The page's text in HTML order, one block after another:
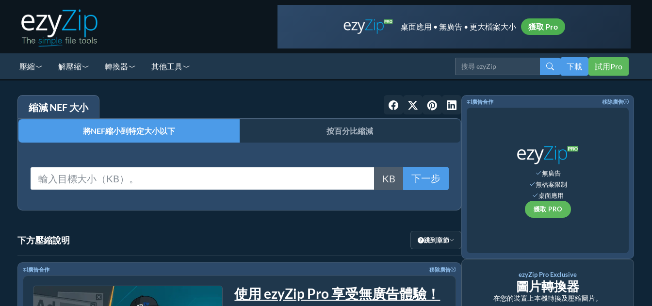
桌面應用 • 無廣告 • 更大檔案大小 獲取 Pro
壓縮 解壓縮 轉換器 其他工具 下載 試用Pro
縮減 NEF 大小
將NEF縮小到特定大小以下 按百分比縮減
KB 下一步
下方壓縮說明 跳到章節
廣告合作 移除廣告
使用 ezyZip Pro 享受無廣告體驗！
廣告合作 移除廣告
無廣告
無檔案限制
桌面應用
獲取 PRO
ezyZip Pro Exclusive
圖片轉換器
在您的裝置上本機轉換及壓縮圖片。